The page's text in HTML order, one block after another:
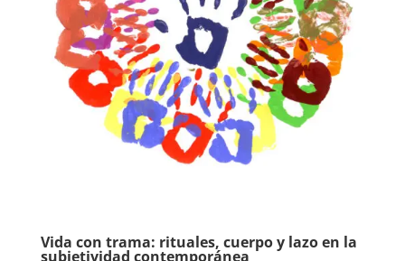
Vida con trama: rituales, cuerpo y lazo en la
subjetividad contemporánea